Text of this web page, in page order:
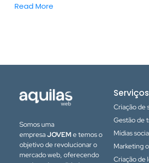
Read More
Somos uma
empresaJOVEMe temos o
objetivo de revolucionar o
mercado web, oferecendo
Serviços
Criação de
Gestão de
Mídias
Marketing
Criação de